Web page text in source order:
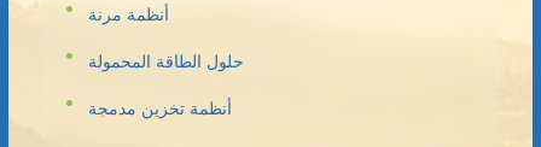
أنظمة مرنة
حلول الطاقة المحمولة
أنظمة تخزين مدمجة